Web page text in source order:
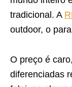
tradicional. A
outdoor, o
O preço é
diferenciadas